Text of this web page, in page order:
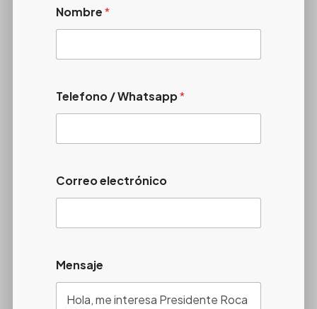
Nombre*
Telefono / Whatsapp*
Correo electrónico
Mensaje